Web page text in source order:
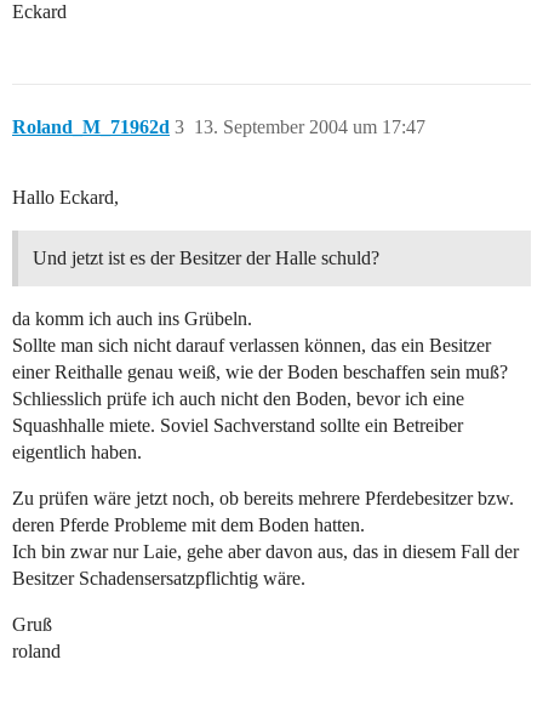
Eckard
Roland_M_71962d 13. September 2004 um 17:47
3
Hallo Eckard,
Und jetzt ist es der Besitzer der Halle schuld?
da komm ich auch ins Grübeln.
Sollte man sich nicht darauf verlassen können, das ein Besitzer
einer Reithalle genau weiß, wie der Boden beschaffen sein muß?
Schliesslich prüfe ich auch nicht den Boden, bevor ich eine
Squashhalle miete. Soviel Sachverstand sollte ein Betreiber
eigentlich haben.
Zu prüfen wäre jetzt noch, ob bereits mehrere Pferdebesitzer bzw.
deren Pferde Probleme mit dem Boden hatten.
Ich bin zwar nur Laie, gehe aber davon aus, das in diesem Fall der
Besitzer Schadensersatzpflichtig wäre.
Gruß
roland